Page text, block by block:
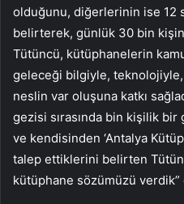
olduğunu, diğerlerinin ise 12
belirterek, günlük 30 bin
Tütüncü, kütüphanelerin
geleceği bilgiyle,
neslin var oluşuna katkı
gezisi sırasında bin kişilik
ve kendisinden ‘Antalya
talep ettiklerini belirten
kütüphane sözümüzü verdik”